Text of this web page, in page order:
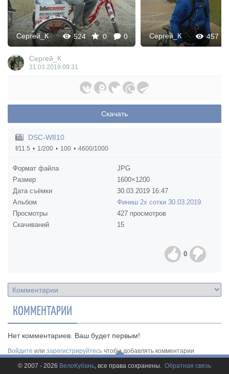
524 0 0
Сергей_К 457
Сергей_К
Сергей_К
31.03.2019 09:31
Скачать
DSC-W810
f/11.5 1/200 100 4600/1000
Формат файла
JPG
Размер
1600×1200
Дата съёмки
30.03.2019 16:47
Альбом
Финиш 2х сотки 30.03.2019.
Просмотры
427 просмотров
Скачиваний
15
0
КОММЕНТАРИИ
Нет комментариев. Ваш будет первым!
Войдите или зарегистрируйтесь чтобы добавлять комментарии
© 2007 - 2026 ВелоКубань, все права сохранены. Обратная связь